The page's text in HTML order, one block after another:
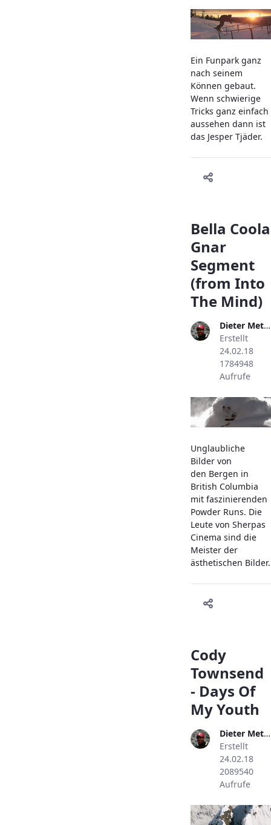
Ein Funpark ganz
nach seinem
Können gebaut.
Wenn schwierige
Tricks ganz einfach
aussehen dann ist
das Jesper Tjäder.
Bella Coola
Gnar
Segment
(from Into
The Mind)
Dieter Metzler
Erstellt
24.02.18
1784948
Aufrufe
Unglaubliche
Bilder von
den Bergen in
British Columbia
mit faszinierenden
Powder Runs. Die
Leute von Sherpas
Cinema sind die
Meister der
ästhetischen Bilder.
Cody
Townsend
- Days Of
My Youth
Dieter Metzler
Erstellt
24.02.18
2089540
Aufrufe